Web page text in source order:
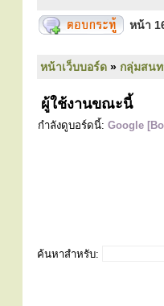
หน้า
หน้าเว็บบอร์ด » กลุ่มสน
ผู้ใช้งานขณะนี้
กำลังดูบอร์ดนี้: Google
ค้นหาสำหรับ: